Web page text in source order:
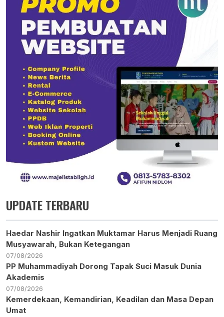
UPDATE TERBARU
Haedar Nashir Ingatkan Muktamar Harus Menjadi Ruang
Musyawarah, Bukan Ketegangan
07/08/2026
PP Muhammadiyah Dorong Tapak Suci Masuk Dunia
Akademis
07/08/2026
Kemerdekaan, Kemandirian, Keadilan dan Masa Depan
Umat